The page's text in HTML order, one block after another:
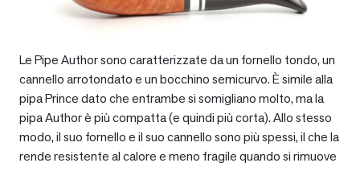
Le Pipe Author sono caratterizzate da un fornello tondo, un
cannello arrotondato e un bocchino semicurvo. È simile alla
pipa Prince dato che entrambe si somigliano molto, ma la
pipa Author è più compatta (e quindi più corta). Allo stesso
modo, il suo fornello e il suo cannello sono più spessi, il che la
rende resistente al calore e meno fragile quando si rimuove